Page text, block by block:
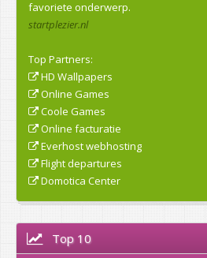
favoriete onderwerp.
startplezier.nl
Top Partners:
HD Wallpapers
Online Games
Coole Games
Online facturatie
Everhost webhosting
Flight departures
Domotica Center
Top 10